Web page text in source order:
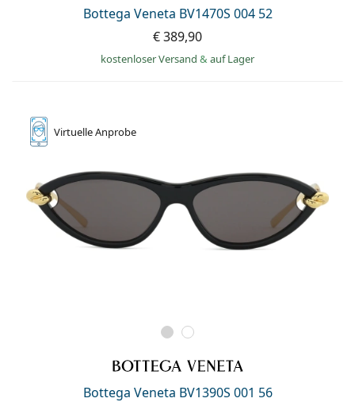
Bottega Veneta BV1470S 004 52
€ 389,90
kostenloser Versand & auf Lager
VirtuelleAnprobe
Bottega Veneta BV1390S 001 56